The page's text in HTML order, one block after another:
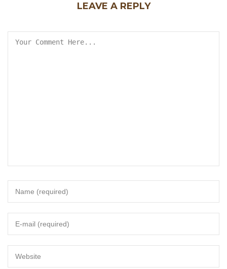
LEAVE A REPLY